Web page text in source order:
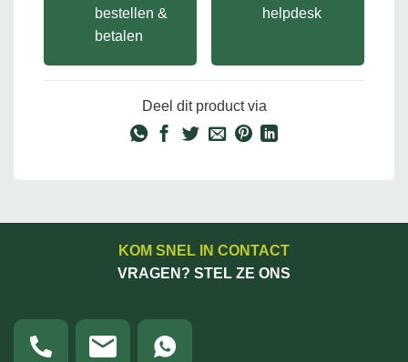
bestellen &
betalen
helpdesk
Deel dit product via
KOM SNEL IN CONTACT
VRAGEN? STEL ZE ONS